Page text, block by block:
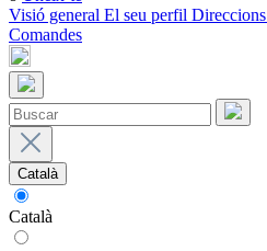
Visió general El seu perfil Direccions
Comandes
Català
Català